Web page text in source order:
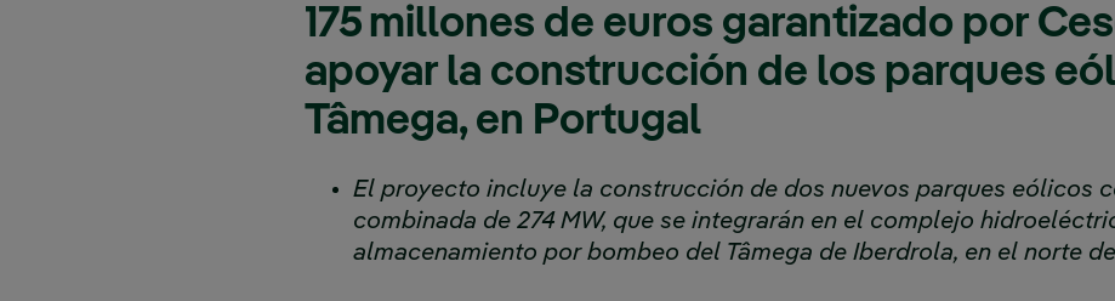
175 millones de euros garantizado por
apoyar la construcción de los parques
Tâmega, en Portugal
El proyecto incluye la construcción de dos nuevos parques eólicos
combinada de 274 MW, que se integrarán en el complejo
almacenamiento por bombeo del Tâmega de Iberdrola, en el norte